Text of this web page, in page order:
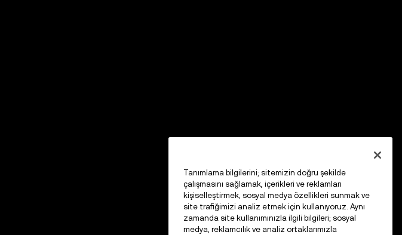
Tanımlama bilgilerini; sitemizin doğru şekilde
çalışmasını sağlamak, içerikleri ve reklamları
kişiselleştirmek, sosyal medya özellikleri sunmak ve
site trafiğimizi analiz etmek için kullanıyoruz. Aynı
zamanda site kullanımınızla ilgili bilgileri; sosyal
medya, reklamcılık ve analiz ortaklarımızla